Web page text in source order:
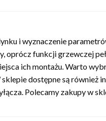
i wyznaczenie
oprócz funkcji grzewczej
ich montażu. Warto
dostępne są również
Polecamy zakupy w